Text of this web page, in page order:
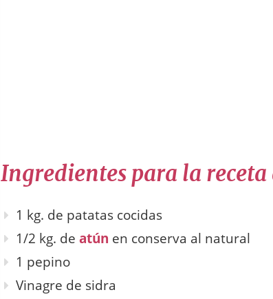
Ingredientes para la
1 kg. de patatas cocidas
1/2 kg. de atún en conserva al natural
1 pepino
Vinagre de sidra